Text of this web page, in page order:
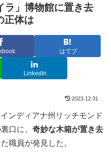
ラ」博物館に置き去
正体は
はてブ
LinkedIn
2023.12.31
ンディアナ州リッチモンド
口に、 奇妙な木箱が置き去
職員が発見した。